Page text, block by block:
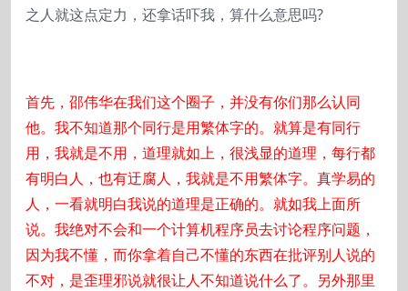
之人就这点定力，还拿话吓我，算什么意思吗?
首先，邵伟华在我们这个圈子，并没有你们那么认同
他。我不知道那个同行是用繁体字的。就算是有同行
用，我就是不用，道理就如上，很浅显的道理，每行都
有明白人，也有迂腐人，我就是不用繁体字。真学易的
人，一看就明白我说的道理是正确的。就如我上面所
说。我绝对不会和一个计算机程序员去讨论程序问题，
因为我不懂，而你拿着自己不懂的东西在批评别人说的
不对，是歪理邪说就很让人不知道说什么了。另外那里